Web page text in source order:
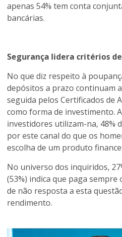
apenas 54% tem conta
bancárias.
Segurança lidera critérios
No que diz respeito à
depósitos a prazo continuam
seguida pelos Certificados de
como forma de investimento.
investidores utilizam-na, 48%
por este canal do que os
escolha de um produto
No universo dos inquiridos,
(53%) indica que paga
de não resposta a esta
rendimento.